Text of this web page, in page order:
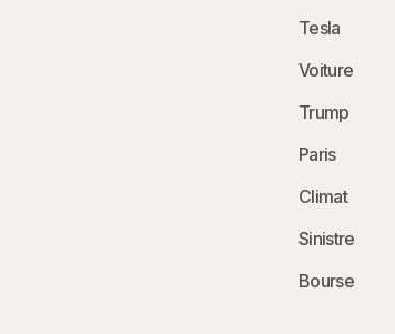
Tesla
Voiture
Trump
Paris
Climat
Sinistre
Bourse